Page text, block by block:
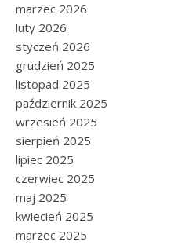
marzec 2026
luty 2026
styczeń 2026
grudzień 2025
listopad 2025
październik 2025
wrzesień 2025
sierpień 2025
lipiec 2025
czerwiec 2025
maj 2025
kwiecień 2025
marzec 2025